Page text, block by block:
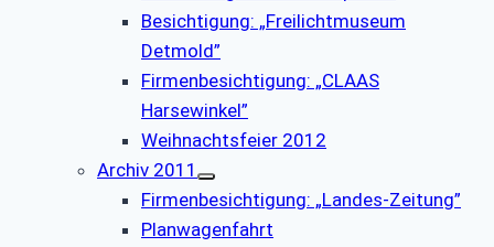
Besichtigung: „Freilichtmuseum
Detmold”
Firmenbesichtigung: „CLAAS
Harsewinkel”
Weihnachtsfeier 2012
Archiv 2011
Firmenbesichtigung: „Landes-Zeitung”
Planwagenfahrt